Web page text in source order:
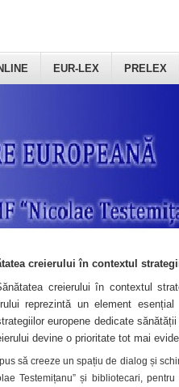
EUR-LEX PRELEX
creierului în contextul
creierului în contextul
reprezintă un element
europene dedicate
devine o prioritate tot mai
să creeze un spațiu de dialog și
Testemițanu” și bibliotecari,